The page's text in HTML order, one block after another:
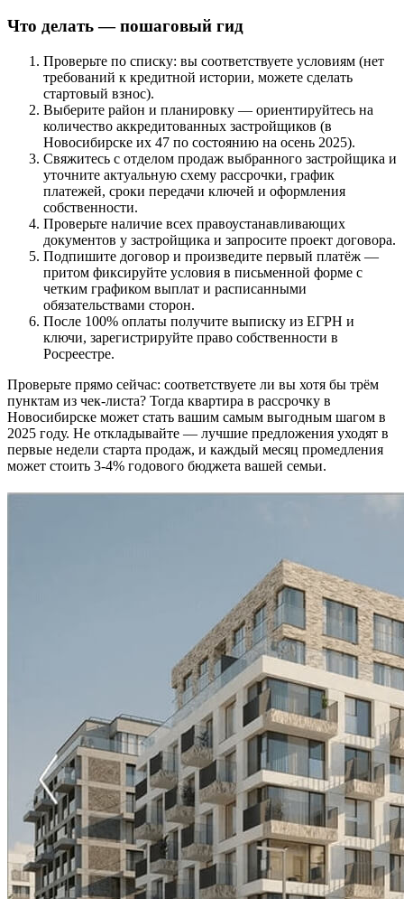
Что делать — пошаговый гид
Проверьте по списку: вы соответствуете условиям (нет
требований к кредитной истории, можете сделать
стартовый взнос).
Выберите район и планировку — ориентируйтесь на
количество аккредитованных застройщиков (в
Новосибирске их 47 по состоянию на осень 2025).
Свяжитесь с отделом продаж выбранного застройщика и
уточните актуальную схему рассрочки, график
платежей, сроки передачи ключей и оформления
собственности.
Проверьте наличие всех правоустанавливающих
документов у застройщика и запросите проект договора.
Подпишите договор и произведите первый платёж —
притом фиксируйте условия в письменной форме с
четким графиком выплат и расписанными
обязательствами сторон.
После 100% оплаты получите выписку из ЕГРН и
ключи, зарегистрируйте право собственности в
Росреестре.
Проверьте прямо сейчас: соответствуете ли вы хотя бы трём
пунктам из чек-листа? Тогда квартира в рассрочку в
Новосибирске может стать вашим самым выгодным шагом в
2025 году. Не откладывайте — лучшие предложения уходят в
первые недели старта продаж, и каждый месяц промедления
может стоить 3-4% годового бюджета вашей семьи.